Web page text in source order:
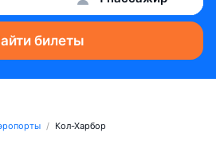
билеты
Кол-Харбор